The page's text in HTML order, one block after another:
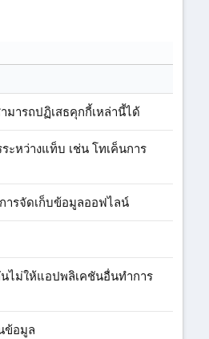
มารถปฏิเสธคุกกี้เหล่านี้ได้
ะหว่างแท็บ เช่น โทเค็นการ
ารจัดเก็บข้อมูลออฟไลน์
ไม่ให้แอปพลิเคชันอื่นทำการ
ข้อมูล